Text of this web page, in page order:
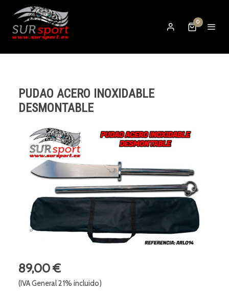
0
PUDAO ACERO INOXIDABLE
DESMONTABLE
89,00 €
(IVA General 21% incluido)